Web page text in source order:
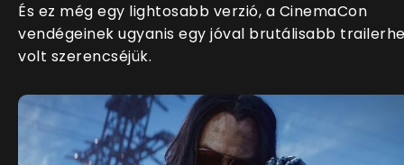
És ez még egy lightosabb verzió, a CinemaCon
vendégeinek ugyanis egy jóval brutálisabb
volt szerencséjük.